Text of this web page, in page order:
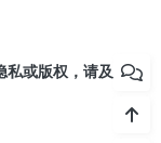
私或版权，请及时联